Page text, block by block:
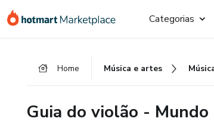
para
para
para
Categorias
Home Música e artes
Guia do violão - Mundo